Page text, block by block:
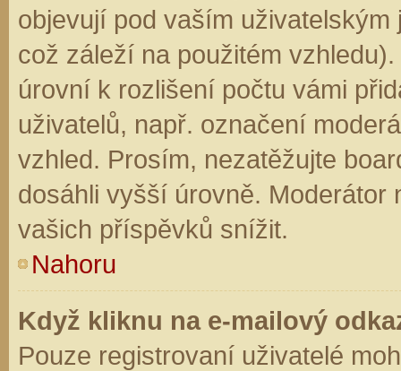
objevují pod vaším
což záleží na použitém
úrovní k rozlišení počtu vámi
uživatelů, např. označení
vzhled. Prosím, nezatěžujte
dosáhli vyšší úrovně. Moderátor
vašich příspěvků snížit.
Nahoru
Když kliknu na e-mailový
Pouze registrovaní uživatelé